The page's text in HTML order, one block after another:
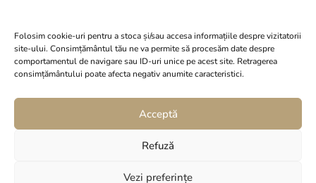
Folosim cookie-uri pentru a stoca și/sau accesa informațiile despre vizitatorii
site-ului. Consimțământul tău ne va permite să procesăm date despre
comportamentul de navigare sau ID-uri unice pe acest site. Retragerea
consimțământului poate afecta negativ anumite caracteristici.
Acceptă
Refuză
Vezi preferințe
Conacul Serghiescu
Dă clic pentru a accepta
cookie-urile marketing și